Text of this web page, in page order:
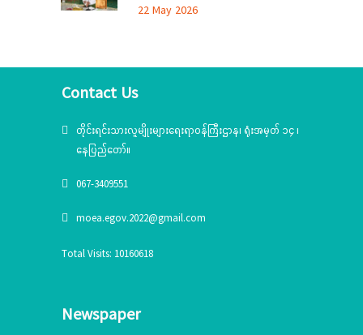
မွန်ပြည်နယ် အတွင်းရှိ တိုင်းရင်းသားစာပေ
22 May 2026
Contact Us
တိုင်းရင်းသားလူမျိုးများရေးရာဝန်ကြီးဌာန၊ ရုံးအမှတ် ၁၄ ၊
နေပြည်တော်။
067-3409551
moea.egov.2022@gmail.com
Total Visits: 10160618
Newspaper